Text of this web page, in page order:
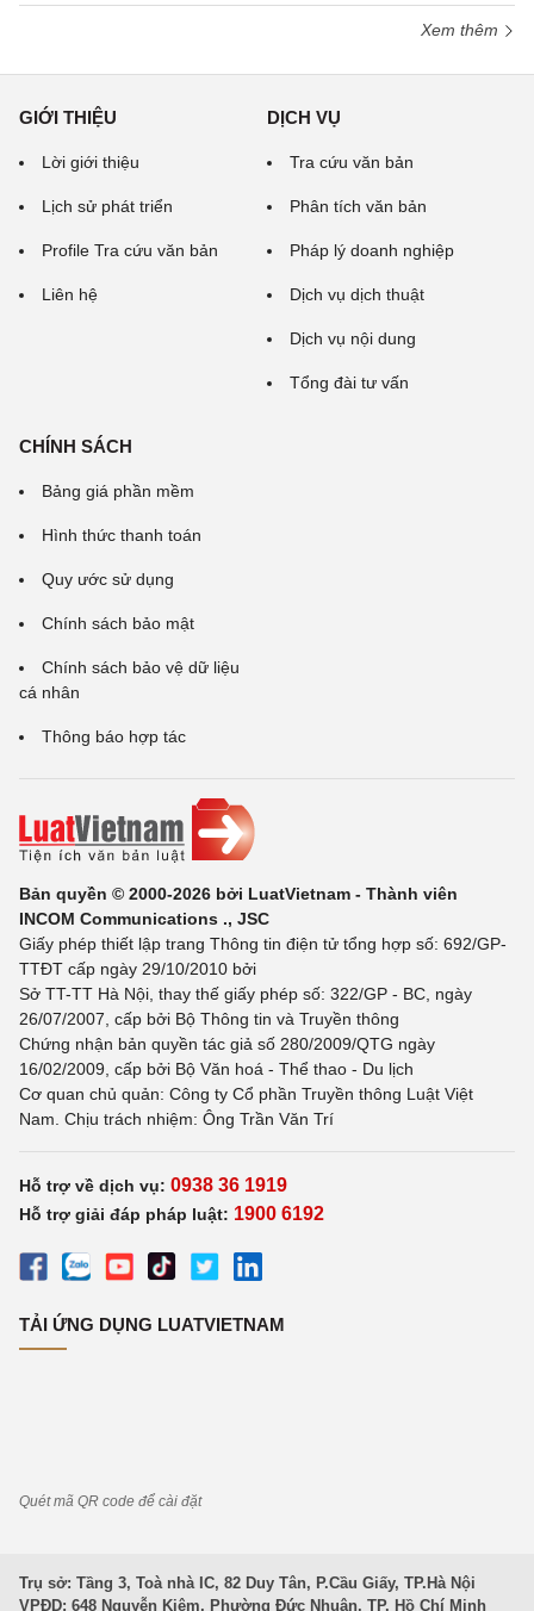
Xem thêm
GIỚI THIỆU
Lời giới thiệu
Lịch sử phát triển
Profile Tra cứu văn bản
Liên hệ
DỊCH VỤ
Tra cứu văn bản
Phân tích văn bản
Pháp lý doanh nghiệp
Dịch vụ dịch thuật
Dịch vụ nội dung
Tổng đài tư vấn
CHÍNH SÁCH
Bảng giá phần mềm
Hình thức thanh toán
Quy ước sử dụng
Chính sách bảo mật
Chính sách bảo vệ dữ liệu
cá nhân
Thông báo hợp tác
Bản quyền © 2000-2026 bởi LuatVietnam - Thành viên
INCOM Communications ., JSC
Giấy phép thiết lập trang Thông tin điện tử tổng hợp số: 692/GP-
TTĐT cấp ngày 29/10/2010 bởi
Sở TT-TT Hà Nội, thay thế giấy phép số: 322/GP - BC, ngày
26/07/2007, cấp bởi Bộ Thông tin và Truyền thông
Chứng nhận bản quyền tác giả số 280/2009/QTG ngày
16/02/2009, cấp bởi Bộ Văn hoá - Thể thao - Du lịch
Cơ quan chủ quản: Công ty Cổ phần Truyền thông Luật Việt
Nam. Chịu trách nhiệm: Ông Trần Văn Trí
Hỗ trợ về dịch vụ: 0938 36 1919
Hỗ trợ giải đáp pháp luật: 1900 6192
TẢI ỨNG DỤNG LUATVIETNAM
Quét mã QR code để cài đặt
Trụ sở: Tầng 3, Toà nhà IC, 82 Duy Tân, P.Cầu Giấy, TP.Hà Nội
VPĐD: 648 Nguyễn Kiệm, Phường Đức Nhuận, TP. Hồ Chí Minh